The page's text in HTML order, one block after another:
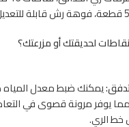
لحديقتك أو مزرعتك؟
يمكنك ضبط معدل
مما يوفر مرونة قصوى في
خط الري.